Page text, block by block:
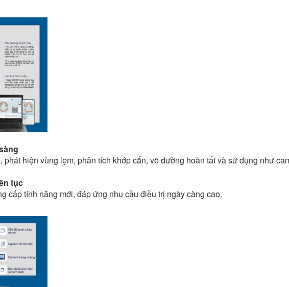
phát hiện vùng lẹm, phân tích khớp cắn, vẽ đường hoàn tất và sử dụng như
tục
cấp tính năng mới, đáp ứng nhu cầu điều trị ngày càng cao.